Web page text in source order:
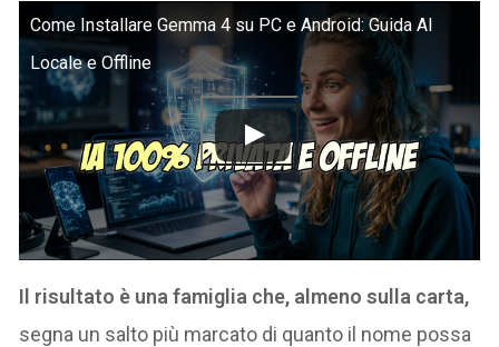
Come Installare Gemma 4 su PC e Android: Guida AI
Locale e Offline
Il risultato è una famiglia che, almeno sulla carta,
segna un salto più marcato di quanto il nome possa